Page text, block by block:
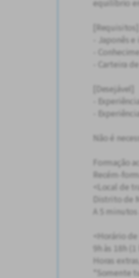
equilíbrio
[Requisitos]
- Japonês
-
- Carteira
[Desejável]
-
-
Não é
Formação
Recém-
<Local de
Distrito de
A 5
<Horário
9h às 18h
Horas
*Somente